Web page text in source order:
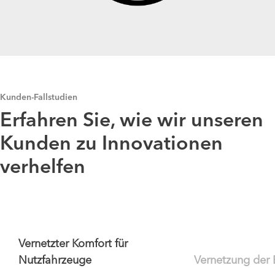
Kunden-Fallstudien
Erfahren Sie, wie wir unseren
Kunden zu Innovationen
verhelfen
Vernetzter Komfort für
Nutzfahrzeuge
Vernetzung der